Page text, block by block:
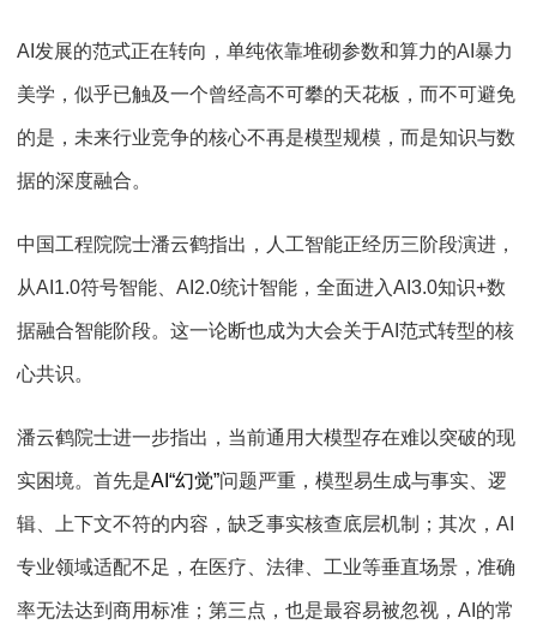
AI发展的范式正在转向，单纯依靠堆砌参数和算力的AI 暴力
美学，似乎已触及一个曾经高不可攀的天花板，而不可避免
的是，未来行业竞争的核心不再是模型规模，而是知识与数
据的深度融合。
中国工程院院士潘云鹤指出，人工智能正经历三阶段演进，
从AI1.0符号智能、 AI2.0统计智能，全面进入AI3.0知识+数
据融合智能阶段。这一论断也成为大会关于AI 范式转型的核
心共识。
潘云鹤院士进一步指出，当前通用大模型存在难以突破的现
实困境。首先是AI“幻觉”问题严重，模型易生成与事实、逻
辑、上下文不符的内容，缺乏事实核查底层机制；其次， AI
专业领域适配不足，在医疗、法律、工业等垂直场景，准确
率无法达到商用标准；第三点，也是最容易被忽视， AI 的常